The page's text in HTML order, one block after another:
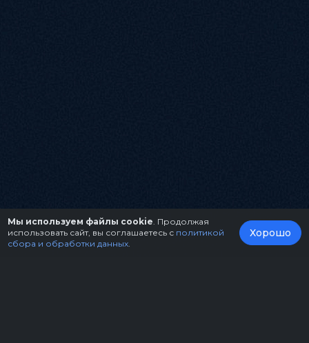
Мы используем файлы cookie . Продолжая
использовать сайт, вы соглашаетесь с политикой
сбора и обработки данных
Хорошо